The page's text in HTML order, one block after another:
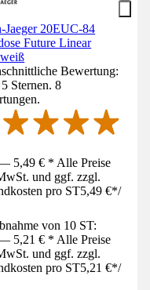
Jaeger 20EUC-84
Future Linear
Bewertung:
Sternen. 8
5,49 € * Alle Preise
und ggf. zzgl.
pro ST5,49 €*/
von 10 ST:
5,21 € * Alle Preise
und ggf. zzgl.
pro ST5,21 €*/